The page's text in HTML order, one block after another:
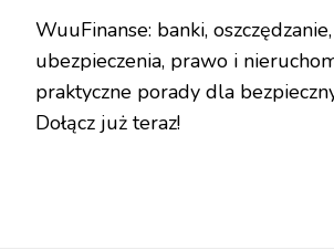
WuuFinanse: banki, oszczędzanie,
ubezpieczenia, prawo i
praktyczne porady dla
Dołącz już teraz!